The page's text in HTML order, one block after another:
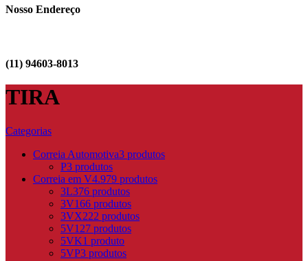
Nosso Endereço
(11) 94603-8013
TIRA
Categorias
Correia Automotiva3 produtos
P3 produtos
Correia em V4.979 produtos
3L376 produtos
3V166 produtos
3VX222 produtos
5V127 produtos
5VK1 produto
5VP3 produtos